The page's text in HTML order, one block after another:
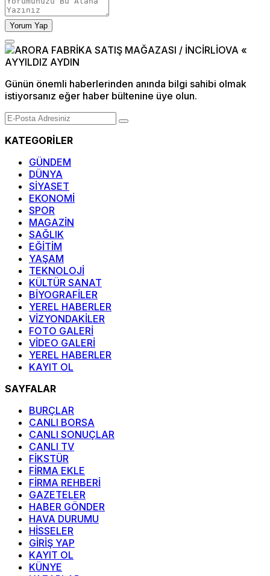
Yorum Yap
Günün önemli haberlerinden anında bilgi sahibi olmak
istiyorsanız eğer haber bültenine üye olun.
KATEGORİLER
GÜNDEM
DÜNYA
SİYASET
EKONOMİ
SPOR
MAGAZİN
SAĞLIK
EĞİTİM
YAŞAM
TEKNOLOJİ
KÜLTÜR SANAT
BİYOGRAFİLER
YEREL HABERLER
VİZYONDAKİLER
FOTO GALERİ
VİDEO GALERİ
YEREL HABERLER
KAYIT OL
SAYFALAR
BURÇLAR
CANLI BORSA
CANLI SONUÇLAR
CANLI TV
FİKSTÜR
FİRMA EKLE
FİRMA REHBERİ
GAZETELER
HABER GÖNDER
HAVA DURUMU
HİSSELER
GİRİŞ YAP
KAYIT OL
KÜNYE